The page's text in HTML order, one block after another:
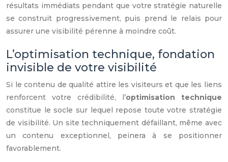
résultats immédiats pendant que votre stratégie naturelle
se construit progressivement, puis prend le relais pour
assurer une visibilité pérenne à moindre coût.
L’optimisation technique, fondation
invisible de votre visibilité
Si le contenu de qualité attire les visiteurs et que les liens
renforcent votre crédibilité, l’optimisation technique
constitue le socle sur lequel repose toute votre stratégie
de visibilité. Un site techniquement défaillant, même avec
un contenu exceptionnel, peinera à se positionner
favorablement.